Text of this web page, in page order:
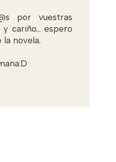
por vuestras
cariño... espero
novela.